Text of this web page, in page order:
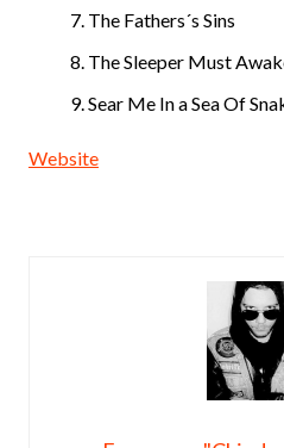
The Fathers´s Sins
The Sleeper Must
Sear Me In a Sea Of
Website